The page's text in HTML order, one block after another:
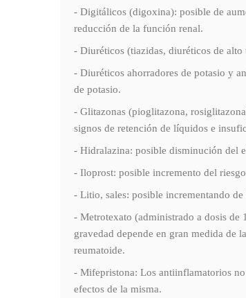
- Digitálicos (digoxina): posible de
reducción de la función renal.
- Diuréticos (tiazidas, diuréticos de
- Diuréticos ahorradores de potasio y
de potasio.
- Glitazonas (pioglitazona,
signos de retención de líquidos e
- Hidralazina: posible disminución del
- Iloprost: posible incremento del
- Litio, sales: posible incrementando
- Metrotexato (administrado a dosis de
gravedad depende en gran medida de
reumatoide.
- Mifepristona: Los antiinflamatorios
efectos de la misma.